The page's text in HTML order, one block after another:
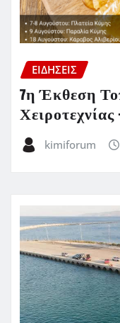
ΕΙΔΗΣΕΙΣ
7η Έκθεση
kimiforum